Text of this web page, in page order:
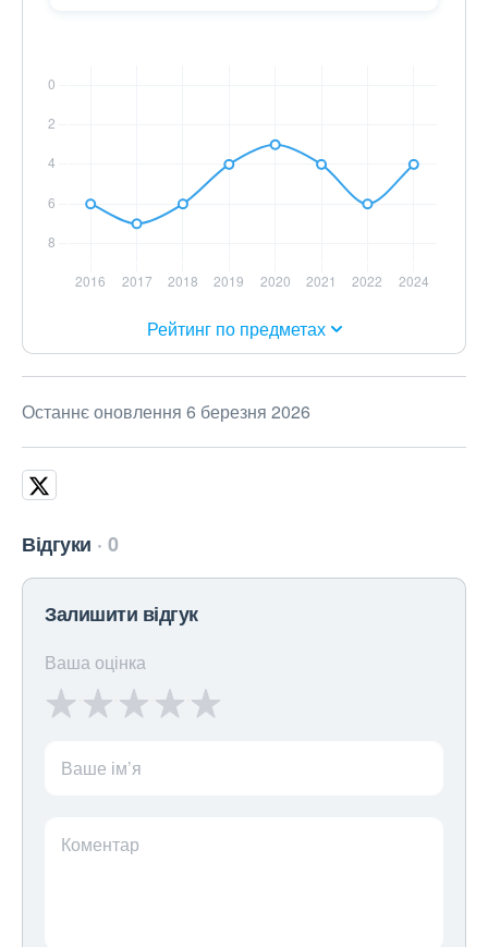
Рейтинг по предметах
Останнє оновлення 6 березня 2026
Відгуки 0
Залишити відгук
Ваша оцінка
Ваше ім’я
Коментар